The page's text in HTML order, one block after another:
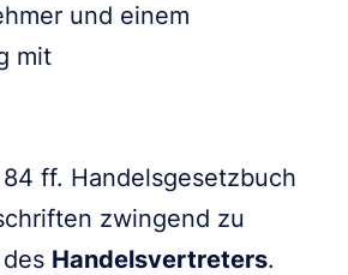
und einem
mit
ff. Handelsgesetzbuch
zwingend zu
Handelsvertreters.